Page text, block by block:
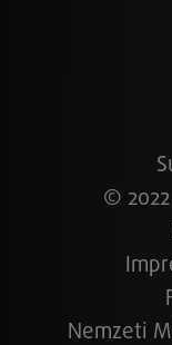
©
Nemzeti